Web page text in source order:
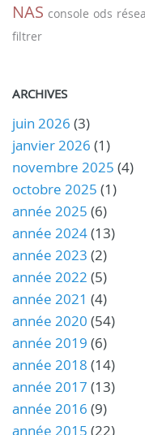
NAS console ods
filtrer
ARCHIVES
juin 2026 (3)
janvier 2026 (1)
novembre 2025 (4)
octobre 2025 (1)
année 2025 (6)
année 2024(13)
année 2023 (2)
année 2022 (5)
année 2021 (4)
année 2020 (54)
année 2019 (6)
année 2018 (14)
année 2017 (13)
année 2016 (9)
année 2015 (22)